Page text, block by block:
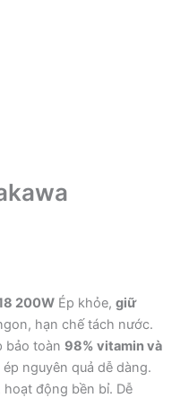
₫.
200W Ép khỏe, giữ
hạn chế tách nước.
bảo toàn 98% vitamin và
ép nguyên quả dễ dàng.
động bền bỉ. Dễ